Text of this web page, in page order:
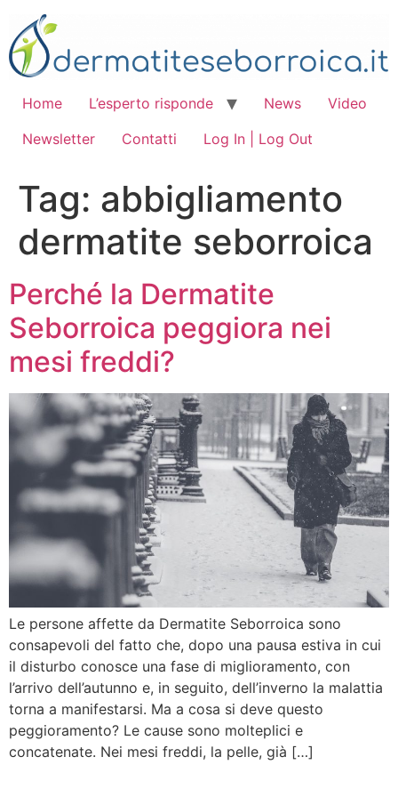
contenuto
Home L’esperto risponde News
Video
Newsletter
Contatti Log In | Log Out
Tag: abbigliamento
dermatite seborroica
Perché la Dermatite
Seborroica peggiora nei
mesi freddi?
Le persone affette da Dermatite Seborroica sono
consapevoli del fatto che, dopo una pausa estiva in cui
il disturbo conosce una fase di miglioramento, con
l’arrivo dell’autunno e, in seguito, dell’inverno la malattia
torna a manifestarsi. Ma a cosa si deve questo
peggioramento? Le cause sono molteplici e
concatenate. Nei mesi freddi, la pelle, già […]